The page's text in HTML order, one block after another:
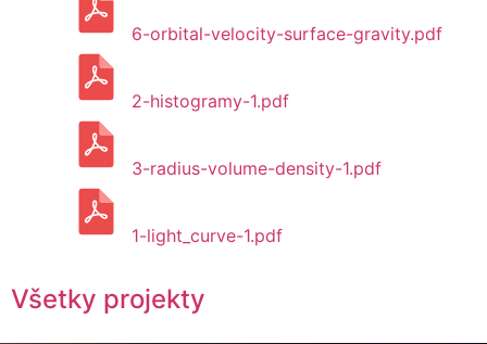
6-orbital-velocity-surface-gravity.pdf
2-histogramy-1.pdf
3-radius-volume-density-1.pdf
1-light_curve-1.pdf
Všetky projekty